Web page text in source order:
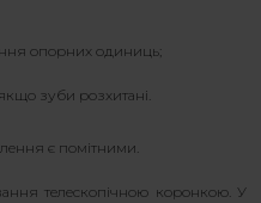
опорних одиниць;
зуби розхитані.
є помітними.
телескопічною коронкою. У